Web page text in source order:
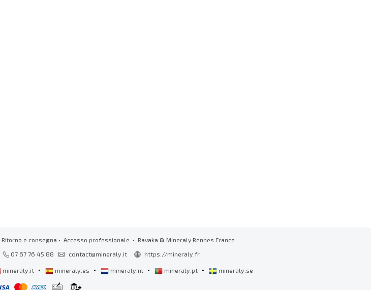
Ritorno e consegna • Accesso professionale • Ravaka & Mineraly Rennes France
07 67 76 45 88 contact@mineraly.it https://mineraly.fr
mineraly.it • mineraly.es • mineraly.nl • mineraly.pt • mineraly.se